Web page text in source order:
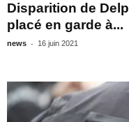
Disparition de
placé en garde à...
news - 16 juin 2021